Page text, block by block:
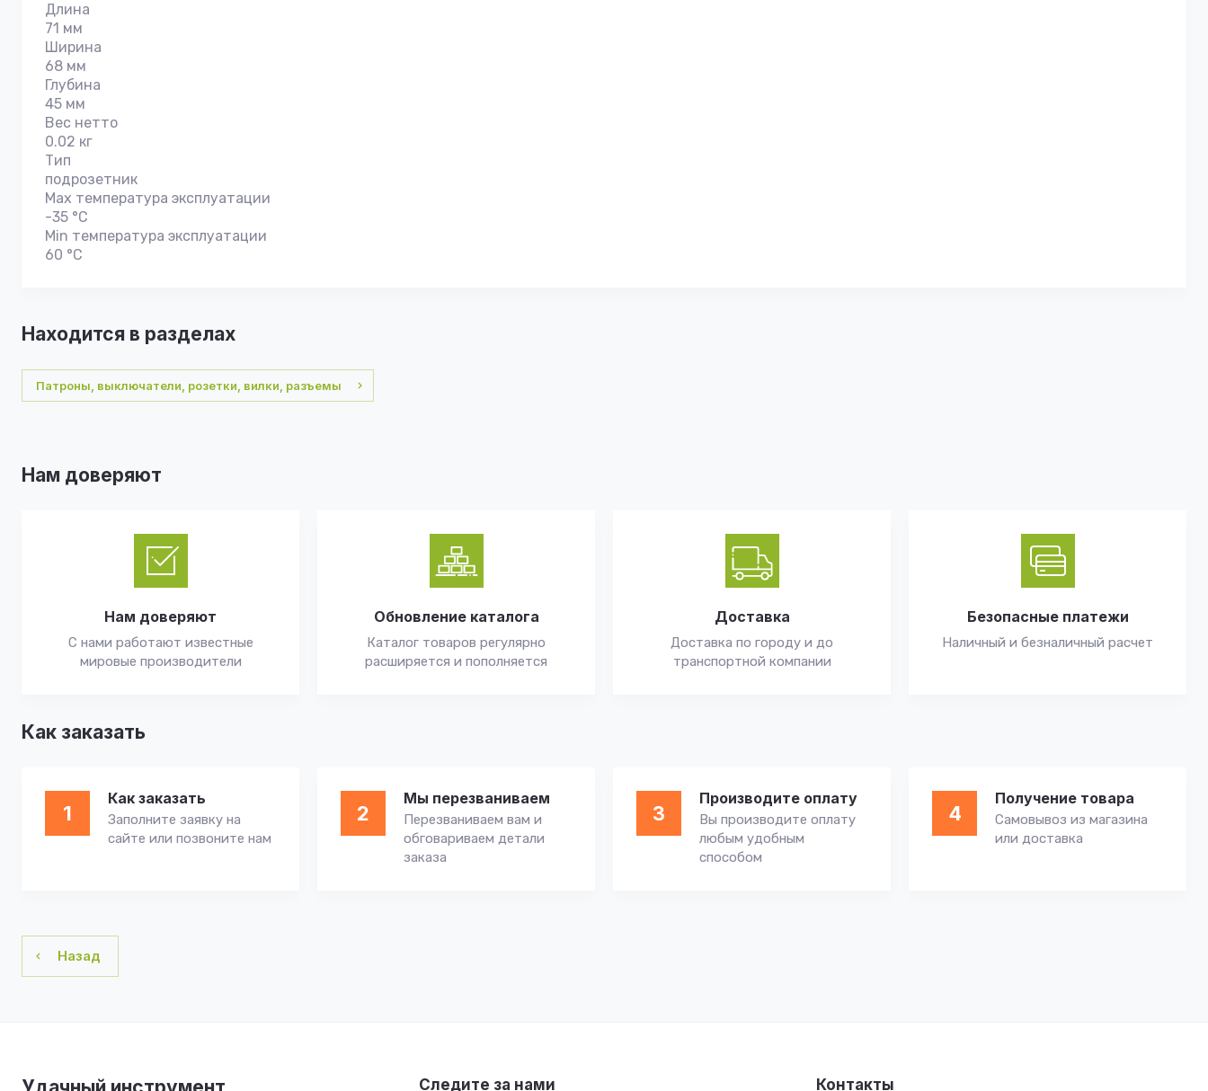
Длина
71 мм
Ширина
68 мм
Глубина
45 мм
Вес нетто
0.02 кг
Тип
подрозетник
Max температура эксплуатации
-35 °С
Min температура эксплуатации
60 °С
Находится в разделах
Патроны, выключатели, розетки, вилки, разъемы
Нам доверяют
Нам доверяют
С нами работают известные
мировые производители
Обновление каталога
Каталог товаров регулярно
расширяется и пополняется
Доставка
Доставка по городу и до
транспортной компании
Безопасные платежи
Наличный и безналичный расчет
Как заказать
1
Как заказать
Заполните заявку на
сайте или позвоните нам
2
Мы перезваниваем
Перезваниваем вам и
обговариваем детали
заказа
3
Производите оплату
Вы производите оплату
любым удобным
способом
4
Получение товара
Самовывоз из магазина
или доставка
Назад
Следите за нами Контакты